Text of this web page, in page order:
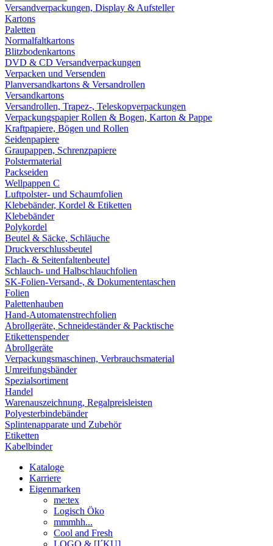
Versandverpackungen, Display & Aufsteller
Kartons
Paletten
Normalfaltkartons
Blitzbodenkartons
DVD & CD Versandverpackungen
Verpacken und Versenden
Planversandkartons & Versandrollen
Versandkartons
Versandrollen, Trapez-, Teleskopverpackungen
Verpackungspapier Rollen & Bogen, Karton & Pappe
Kraftpapiere, Bögen und Rollen
Seidenpapiere
Graupappen, Schrenzpapiere
Polstermaterial
Packseiden
Wellpappen C
Luftpolster- und Schaumfolien
Klebebänder, Kordel & Etiketten
Klebebänder
Polykordel
Beutel & Säcke, Schläuche
Druckverschlussbeutel
Flach- & Seitenfaltenbeutel
Schlauch- und Halbschlauchfolien
SK-Folien-Versand-, & Dokumententaschen
Folien
Palettenhauben
Hand-Automatenstrechfolien
Abrollgeräte, Schneideständer & Packtische
Etikettenspender
Abrollgeräte
Verpackungsmaschinen, Verbrauchsmaterial
Umreifungsbänder
Spezialsortiment
Handel
Warenauszeichnung, Regalpreisleisten
Polyesterbindebänder
Splintenapparate und Zubehör
Etiketten
Kabelbinder
Kataloge
Karriere
Eigenmarken
me:tex
Logisch Öko
mmmhh...
Cool and Fresh